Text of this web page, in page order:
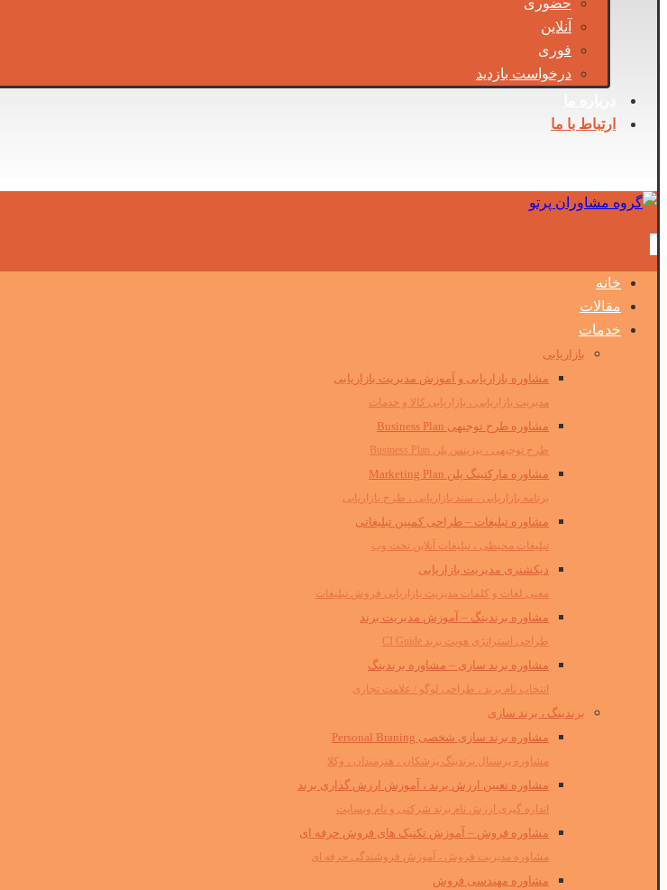
حضوری
آنلاین
فوری
درخواست بازدید
ارتباط با ما
خانه
مقالات
خدمات
بازاریابی
مشاوره بازاریابی و آموزش مدیریت بازاریابی
مدیریت بازاریابی ، بازاریابی کالا و خدمات
مشاوره طرح توجیهی Business Plan
طرح توجیهی ، بیزینس پلن Business Plan
مشاوره مارکتینگ پلن Marketing Plan
برنامه بازاریابی ، سند بازاریابی ، طرح بازاریابی
مشاوره تبلیغات – طراحی کمپین تبلیغاتی
تبلیغات محیطی ، تبلیغات آنلاین تحت وب
دیکشنری مدیریت بازاریابی
معنی لغات و کلمات مدیریت بازاریابی فروش تبلیغات
مشاوره برندینگ – آموزش مدیریت برند
طراحی استراتژی هویت برند CI Guide
مشاوره برند سازی – مشاوره برندینگ
انتخاب نام برند ، طراحی لوگو / علامت تجاری
برندینگ ، برند سازی
مشاوره برند سازی شخصی Personal Braning
مشاوره پرسنال برندینگ پزشکان ، هنرمندان ، وکلا
مشاوره تعیین ارزش برند ، آموزش ارزش گذاری برند
اندازه گیری ارزش نام برند شرکتی و نام وبسایت
مشاوره فروش – آموزش تکنیک های فروش حرفه ای
مشاوره مدیریت فروش ، آموزش فروشندگی حرفه ای
مشاوره مهندسی فروش